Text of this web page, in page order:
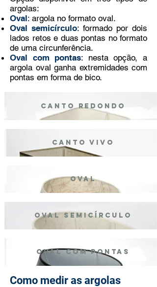
argolas:
Oval: argola no formato oval.
Oval semicírculo: formado por dois
lados retos e duas pontas no formato
de uma circunferência.
Oval com pontas: nesta opção, a
argola oval ganha extremidades com
pontas em forma de bico.
canto redondo
canto vivo
oval
oval semicírculo
oval com pontas
Como medir as argolas